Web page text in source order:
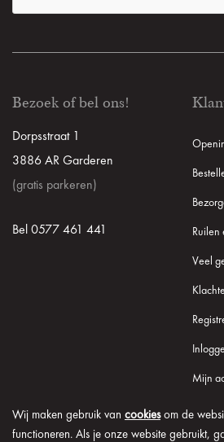
Wij maken gebruik van cookiesom de
functioneren. Als je onze website gebruikt,
Bezoek of bel ons!
Dorpsstraat 1
3886 AR Garderen
(gratis parkeren)
Bel 0577 461 441 Ruilen
Veel
Mijn